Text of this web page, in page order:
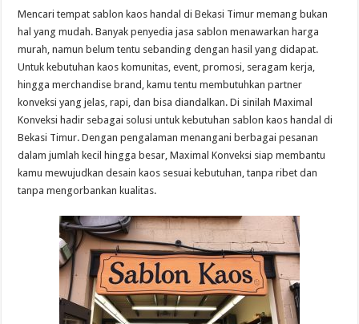
Mencari tempat sablon kaos handal di Bekasi Timur memang bukan
hal yang mudah. Banyak penyedia jasa sablon menawarkan harga
murah, namun belum tentu sebanding dengan hasil yang didapat.
Untuk kebutuhan kaos komunitas, event, promosi, seragam kerja,
hingga merchandise brand, kamu tentu membutuhkan partner
konveksi yang jelas, rapi, dan bisa diandalkan. Di sinilah Maximal
Konveksi hadir sebagai solusi untuk kebutuhan sablon kaos handal di
Bekasi Timur. Dengan pengalaman menangani berbagai pesanan
dalam jumlah kecil hingga besar, Maximal Konveksi siap membantu
kamu mewujudkan desain kaos sesuai kebutuhan, tanpa ribet dan
tanpa mengorbankan kualitas.